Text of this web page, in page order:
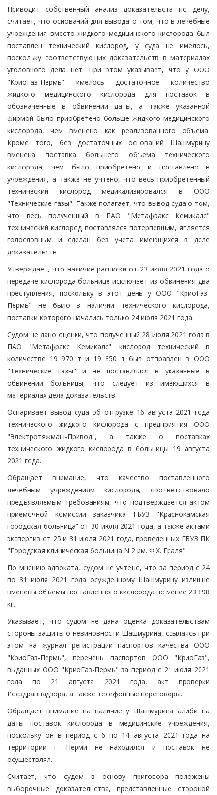
Приводит собственный анализ доказательств по делу,
считает, что оснований для вывода о том, что в лечебные
учреждения вместо жидкого медицинского кислорода был
поставлен технический кислород, у суда не имелось,
поскольку соответствующих доказательств в материалах
уголовного дела нет. При этом указывает, что у ООО
"КриоГаз-Пермь" имелось достаточное количество
жидкого медицинского кислорода для поставок в
обозначенные в обвинении даты, а также указанной
фирмой было приобретено больше жидкого медицинского
кислорода, чем вменено как реализованного объема.
Кроме того, без достаточных оснований Шашмурину
вменена поставка большего объема технического
кислорода, чем было приобретено и поставлено в
учреждения, а также не учтено, что весь приобретенный
технический кислород медикализировался в ООО
"Технические газы". Также полагает, что вывод суда о том,
что весь полученный в ПАО "Метафракс Кемикалс"
технический кислород поставлялся потерпевшим, является
голословным и сделан без учета имеющихся в деле
доказательств.
Утверждает, что наличие расписки от 23 июля 2021 года о
передаче кислорода больнице исключает из обвинения два
преступления, поскольку в этот день у ООО "КриоГаз-
Пермь" не было в наличии технического кислорода,
поставки которого начались только 24 июля 2021 года.
Судом не дано оценки, что полученный 28 июля 2021 года в
ПАО "Метафракс Кемикалс" кислород технический в
количестве 19 970 т и 19 350 т был отправлен в ООО
"Технические газы" и не поставлялся в указанные в
обвинении больницы, что следует из имеющихся в
материалах дела доказательств.
Оспаривает вывод суда об отгрузке 16 августа 2021 года
технического жидкого кислорода с предприятия ООО
"Электротяжмаш-Привод", а также о поставках
технического жидкого кислорода в больницы 19 августа
2021 года.
Обращает внимание, что качество поставленного
лечебным учреждениям кислорода, соответствовало
предъявляемым требованиям, что подтверждается актом
приемочной комиссии заказчика ГБУЗ "Краснокамская
городская больница" от 30 июля 2021 года, а также актами
экспертиз от 25 и 31 июля 2021 года, проведенных ГБУЗ ПК
"Городская клиническая больница N 2 им. Ф.Х. Граля".
По мнению адвоката, судом не учтено, что за период с 24
по 31 июля 2021 года осужденному Шашмурину излишне
вменены объемы поставленного кислорода не менее 23 898
кг.
Указывает, что судом не дана оценка доказательствам
стороны защиты о невиновности Шашмурина, ссылаясь при
этом на журнал регистрации паспортов качества ООО
"КриоГаз-Пермь", перечень паспортов ООО "КриоГаз",
выданных ООО "КриоГаз-Пермь" за период с 21 июля 2021
года по 21 августа 2021 года, акт проверки
Росздравнадзора, а также телефонные переговоры.
Обращает внимание на наличие у Шашмурина алиби на
даты поставок кислорода в медицинские учреждения,
поскольку он в период с 6 по 14 августа 2021 года на
территории г. Перми не находился и поставок не
осуществлял.
Считает, что судом в основу приговора положены
выборочные доказательства, представленные стороной